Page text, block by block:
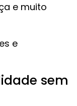
e muito
e
sem